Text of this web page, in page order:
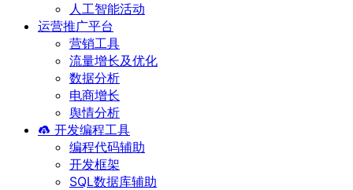
人工智能活动
运营推广平台
营销工具
流量增长及优化
数据分析
电商增长
舆情分析
开发编程工具
编程代码辅助
开发框架
SQL数据库辅助